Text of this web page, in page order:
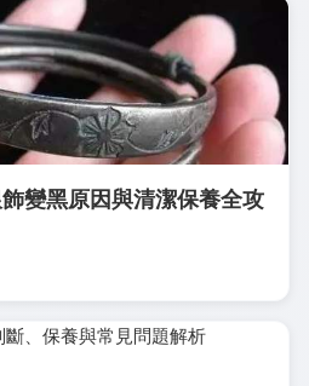
變黑原因與清潔保養全攻